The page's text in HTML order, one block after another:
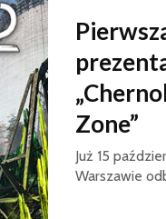
Zone”
Już 15
Warszawie